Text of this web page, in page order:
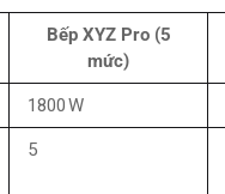
Bếp XYZ Pro (5
mức)
1800 W
5